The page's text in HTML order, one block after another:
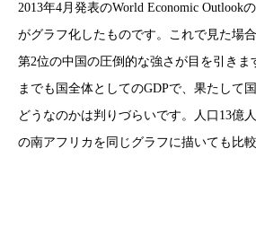
2013年4月発表のWorld Economic Outlook
がグラフ化したものです。これで見た場
第2位の中国の圧倒的な強さが目を引きま
までも国全体としてのGDPで、果たして
どうなのかは判りづらいです。人口13億
の南アフリカを同じグラフに描いても比